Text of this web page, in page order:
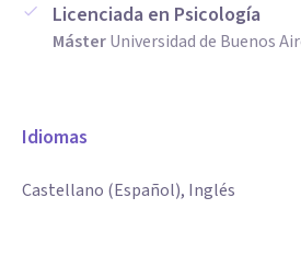
Licenciada en Psicología
MásterUniversidad de Buenos
Idiomas
Castellano (Español), Inglés